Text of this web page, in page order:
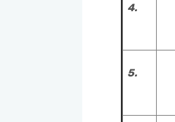
4.
5.